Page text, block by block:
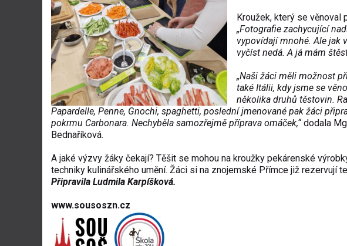
Kroužek, který se věnoval
„Fotografie zachycující
vypovídají mnohé. Ale jak
vyčíst nedá. A já mám
„Naši žáci měli možnost
také Itálii, kdy jsme se
několika druhů těstovin.
Papardelle, Penne, Gnochi, spaghetti, poslední jmenované pak žáci
pokrmu Carbonara. Nechyběla samozřejmě příprava omáček,“dodala
Bednaříková.
A jaké výzvy žáky čekají? Těšit se mohou na kroužky pekárenské
techniky kulinářského umění. Žáci si na znojemské Přímce již rezervují
Připravila Ludmila Karpíšková.
www.sousoszn.cz